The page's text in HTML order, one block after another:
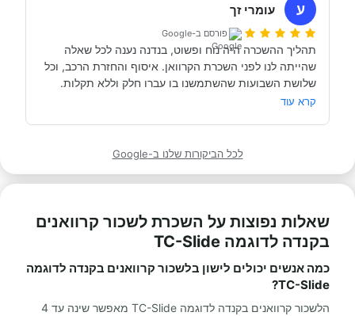
תודה אבי!
ע עומרי זך
פורסם ב-Google
מאוד מומלץ לכל מי שרוצה לעשות חופשה בקרוואן.
קרא עוד
לכל הביקורות שלנו ב-Google
שאלות נפוצות על השכרת לשכור קרוואנים
בקנדה לדוגמה TC-Slide
כמה אנשים יכולים לישון בלשכור קרוואנים בקנדה לדוגמה
TC-Slide?
הלשכור קרוואנים בקנדה לדוגמה TC-Slide מאפשר שינה עד 4